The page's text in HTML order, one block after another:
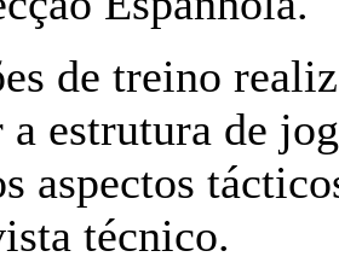
de treino
estrutura de
aspectos
técnico.